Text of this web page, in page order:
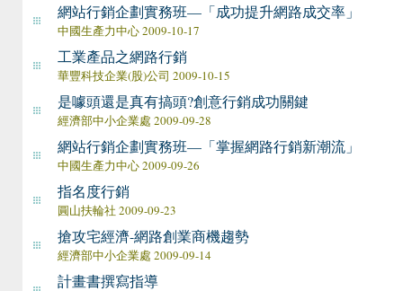
網站行銷企劃實務班—「成功提升網路成交率」
中國生產力中心 2009-10-17
工業產品之網路行銷
華豐科技企業(股)公司 2009-10-15
是噱頭還是真有搞頭?創意行銷成功關鍵
經濟部中小企業處 2009-09-28
網站行銷企劃實務班—「掌握網路行銷新潮流」
中國生產力中心 2009-09-26
指名度行銷
圓山扶輪社 2009-09-23
搶攻宅經濟-網路創業商機趨勢
經濟部中小企業處 2009-09-14
計畫書撰寫指導